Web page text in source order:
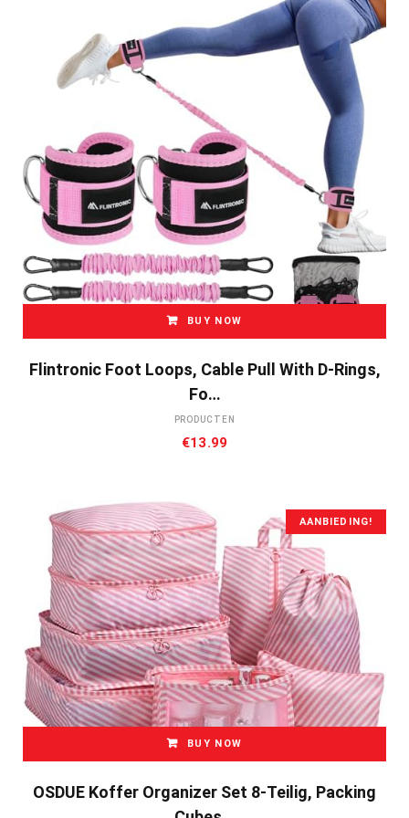
BUY NOW
Flintronic Foot Loops, Cable Pull With D-Rings,
Fo…
PRODUCTEN
€13.99
AANBIEDING!
BUY NOW
OSDUE Koffer Organizer Set 8-Teilig, Packing